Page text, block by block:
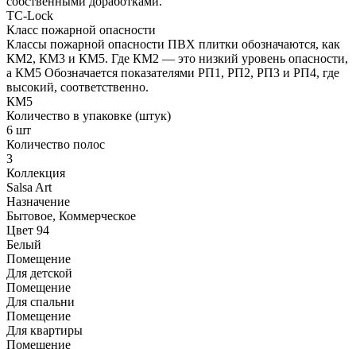
TC-Lock
Класс пожарной опасности
Классы пожарной опасности ПВХ плитки обозначаются, как
КМ2, КМ3 и КМ5. Где КМ2 — это низкий уровень опасности,
а КМ5 Обозначается показателями РП1, РП2, РП3 и РП4, где
высокий, соответственно.
КМ5
Количество в упаковке (штук)
6 шт
Количество полос
3
Коллекция
Salsa Art
Назначение
Бытовое, Коммерческое
Цвет 94
Белый
Помещение
Для детской
Помещение
Для спальни
Помещение
Для квартиры
Помещение